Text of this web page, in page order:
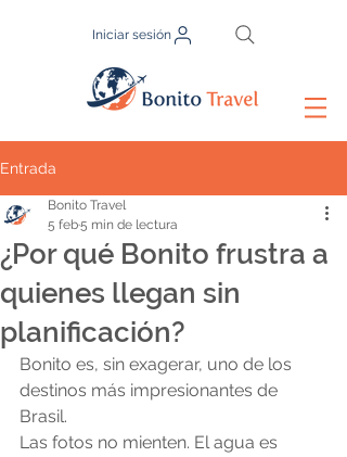
Iniciar sesión
Entrada
¿Por qué Bonito frustra a
quienes llegan sin
planificación?
Bonito Travel
5 feb5 min de lectura
Bonito es, sin exagerar, uno de los
destinos más impresionantes de
Brasil.
Las fotos no mienten. El agua es